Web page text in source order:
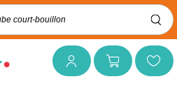
Mon compteMon panierMes favoris
: